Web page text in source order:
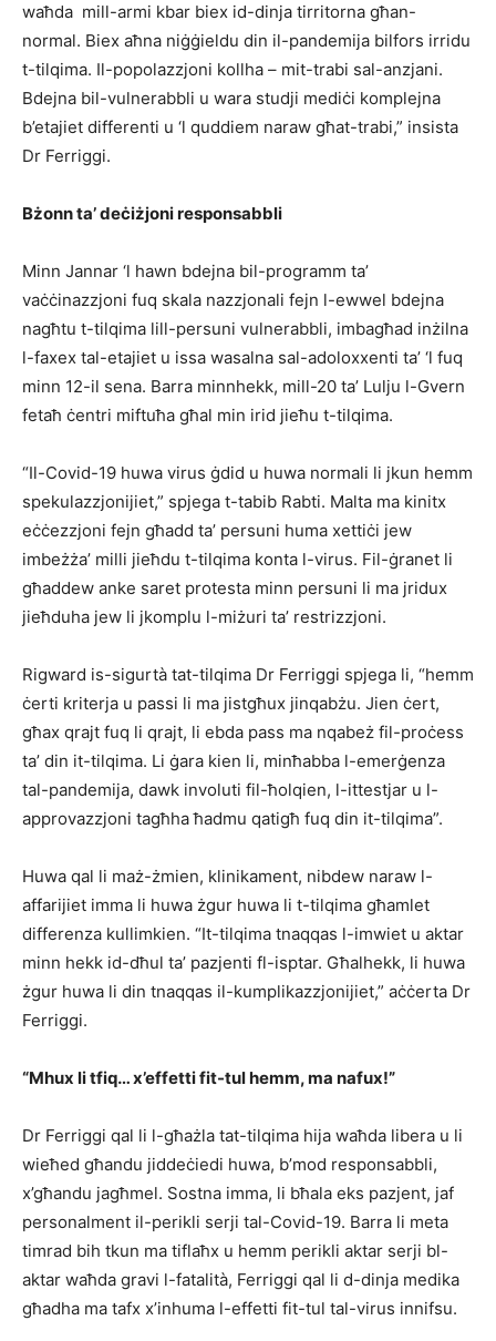
waħda mill-armi kbar biex id-dinja tirritorna għan-
normal. Biex aħna niġġieldu din il-pandemija bilfors irridu
t-tilqima. Il-popolazzjoni kollha – mit-trabi sal-anzjani.
Bdejna bil-vulnerabbli u wara studji mediċi komplejna
b’etajiet differenti u ‘l quddiem naraw għat-trabi,” insista
Dr Ferriggi.
Bżonn ta’ deċiżjoni responsabbli
Minn Jannar ‘l hawn bdejna bil-programm ta’
vaċċinazzjoni fuq skala nazzjonali fejn l-ewwel bdejna
nagħtu t-tilqima lill-persuni vulnerabbli, imbagħad inżilna
l-faxex tal-etajiet u issa wasalna sal-adoloxxenti ta’ ‘l fuq
minn 12-il sena. Barra minnhekk, mill-20 ta’ Lulju l-Gvern
fetaħ ċentri miftuħa għal min irid jieħu t-tilqima.
“Il-Covid-19 huwa virus ġdid u huwa normali li jkun hemm
spekulazzjonijiet,” spjega t-tabib Rabti. Malta ma kinitx
eċċezzjoni fejn għadd ta’ persuni huma xettiċi jew
imbeżża’ milli jieħdu t-tilqima konta l-virus. Fil-ġranet li
għaddew anke saret protesta minn persuni li ma jridux
jieħduha jew li jkomplu l-miżuri ta’ restrizzjoni.
Rigward is-sigurtà tat-tilqima Dr Ferriggi spjega li, “hemm
ċerti kriterja u passi li ma jistgħux jinqabżu. Jien ċert,
għax qrajt fuq li qrajt, li ebda pass ma nqabeż fil-proċess
ta’ din it-tilqima. Li ġara kien li, minħabba l-emerġenza
tal-pandemija, dawk involuti fil-ħolqien, l-ittestjar u l-
approvazzjoni tagħha ħadmu qatigħ fuq din it-tilqima”.
Huwa qal li maż-żmien, klinikament, nibdew naraw l-
affarijiet imma li huwa żgur huwa li t-tilqima għamlet
differenza kullimkien. “It-tilqima tnaqqas l-imwiet u aktar
minn hekk id-dħul ta’ pazjenti fl-isptar. Għalhekk, li huwa
żgur huwa li din tnaqqas il-kumplikazzjonijiet,” aċċerta Dr
Ferriggi.
“Mhux li tfiq… x’effetti fit-tul hemm, ma nafux!”
Dr Ferriggi qal li l-għażla tat-tilqima hija waħda libera u li
wieħed għandu jiddeċiedi huwa, b’mod responsabbli,
x’għandu jagħmel. Sostna imma, li bħala eks pazjent, jaf
personalment il-perikli serji tal-Covid-19. Barra li meta
timrad bih tkun ma tiflaħx u hemm perikli aktar serji bl-
aktar waħda gravi l-fatalità, Ferriggi qal li d-dinja medika
għadha ma tafx x’inhuma l-effetti fit-tul tal-virus innifsu.